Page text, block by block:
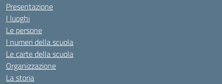
Presentazione
I luoghi
Le persone
I numeri della scuola
Le carte della scuola
Organizzazione
La storia